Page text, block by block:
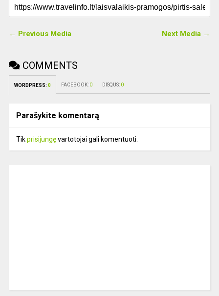
← Previous Media Next Media →
COMMENTS
WORDPRESS: 0 FACEBOOK: 0 DISQUS: 0
Parašykite komentarą
Tikprisijungęvartotojai gali komentuoti.